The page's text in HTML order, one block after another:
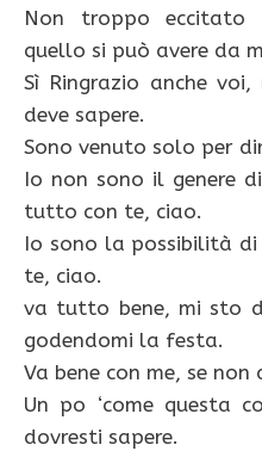
Non troppo eccitato
quello si può avere da
Sì Ringrazio anche
deve sapere.
Sono venuto solo per
Io non sono il genere
tutto con te, ciao.
Io sono la possibilità di
te, ciao.
va tutto bene, mi sto
godendomi la festa.
Va bene con me, se
Un po ‘come questa
dovresti sapere.